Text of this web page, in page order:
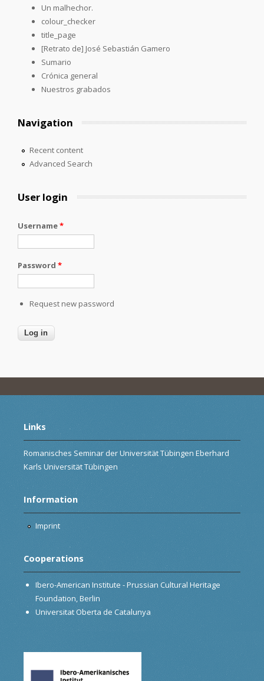
Un malhechor.
colour_checker
title_page
[Retrato de] José Sebastián Gamero
Sumario
Crónica general
Nuestros grabados
Navigation
Recent content
Advanced Search
User login
Username*
Password *
Request new password
Links
Romanisches Seminar der Universität Tübingen Eberhard
Karls Universität Tübingen
Information
Imprint
Cooperations
Ibero-American Institute - Prussian Cultural Heritage
Foundation, Berlin
Universitat Oberta de Catalunya